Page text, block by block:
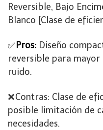
Reversible, Bajo
Blanco [Clase de
✅ Pros: Diseño
reversible para
ruido.
❌ Contras: Clase de
posible limitación de
necesidades.